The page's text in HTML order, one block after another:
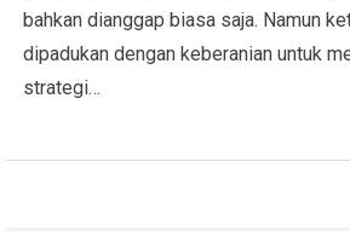
bahkan dianggap biasa saja. Namun
dipadukan dengan keberanian untuk
strategi…